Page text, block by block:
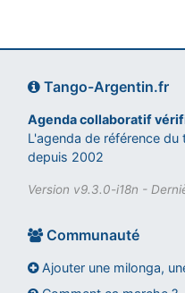
Tango-Argentin.fr
Agenda collaboratif
L'agenda de référence du
depuis 2002
Version v9.3.0-i18n -
Communauté
Ajouter une milonga,